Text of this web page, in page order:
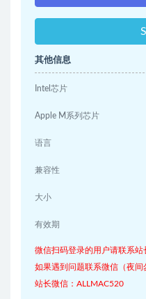
其他信息
Intel芯片
Apple M系列芯片
语言
兼容性
大小
有效期
微信扫码登录的用户请联系站
如果遇到问题联系微信（夜间
站长微信：ALLMAC520